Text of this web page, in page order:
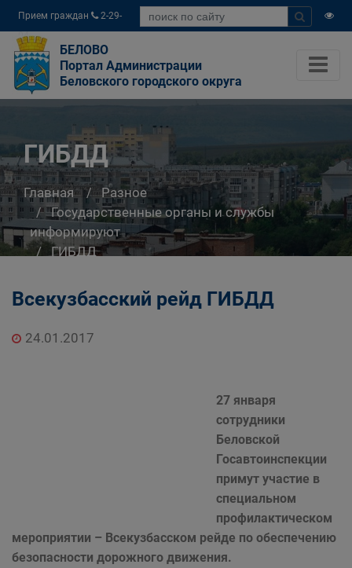
Прием граждан
2-29-
04
БЕЛОВО
Портал Администрации
Беловского городского округа
ГИБДД
Главная
Разное
Государственные органы и службы
информируют
ГИБДД
Всекузбасский рейд ГИБДД
24.01.2017
27 января
сотрудники
Беловской
Госавтоинспекции
примут участие в
специальном
профилактическом
мероприятии – Всекузбасском рейде по обеспечению
безопасности дорожного движения.